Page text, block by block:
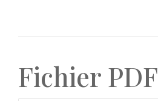
Fichier PDF